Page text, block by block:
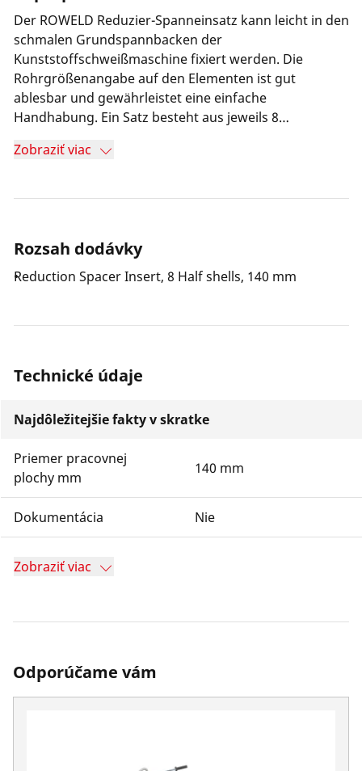
Der ROWELD Reduzier-Spanneinsatz kann leicht in den
schmalen Grundspannbacken der
Kunststoffschweißmaschine fixiert werden. Die
Rohrgrößenangabe auf den Elementen ist gut
ablesbar und gewährleistet eine einfache
Handhabung. Ein Satz besteht aus jeweils 8
Kontur aufweisen und somit für einen festen Sitz der
Zobraziť viac
Rozsah dodávky
Reduction Spacer Insert, 8 Half shells, 140 mm
Technické údaje
Najdôležitejšie fakty v skratke
Priemer pracovnej
plochy mm
140 mm
Dokumentácia Nie
Zobraziť viac
Odporúčame vám